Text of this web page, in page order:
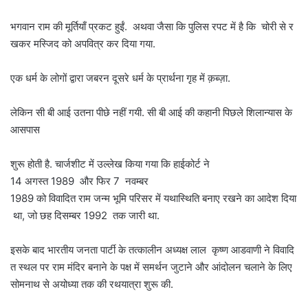
भगवान राम की मूर्तियाँ प्रकट हुईं. अथवा जैसा कि पुलिस रपट में है कि चोरी से र
खकर मस्जिद को अपवित्र कर दिया गया.
एक धर्म के लोगों द्वारा जबरन दूसरे धर्म के प्रार्थना गृह में क़ब्ज़ा.
लेकिन सी बी आई उतना पीछे नहीं गयी. सी बी आई की कहानी पिछले शिलान्यास के
आसपास
शुरू होती है. चार्जशीट में उल्लेख किया गया कि हाईकोर्ट ने
14 अगस्त 1989 और फिर 7 नवम्बर
1989 को विवादित राम जन्म भूमि परिसर में यथास्थिति बनाए रखने का आदेश दिया
था, जो छह दिसम्बर 1992 तक जारी था.
इसके बाद भारतीय जनता पार्टी के तत्कालीन अध्यक्ष लाल कृष्ण आडवाणी ने विवादि
त स्थल पर राम मंदिर बनाने के पक्ष में समर्थन जुटाने और आंदोलन चलाने के लिए
सोमनाथ से अयोध्या तक की रथयात्रा शुरू की.